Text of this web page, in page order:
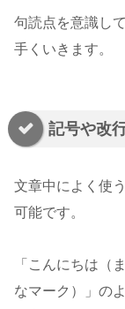
句読点を意識し
手くいきます。
記号や改
文章中によく使
可能です。
「こんにちは（
なマーク）」の